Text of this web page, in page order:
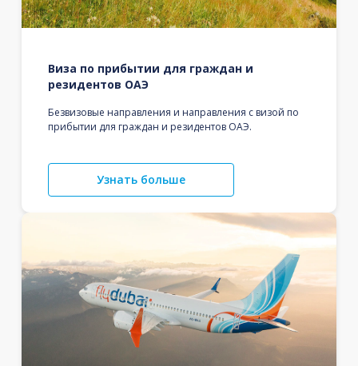
Виза по прибытии для граждан и
резидентов ОАЭ
Безвизовые направления и направления с визой по
прибытии для граждан и резидентов ОАЭ.
Узнать больше